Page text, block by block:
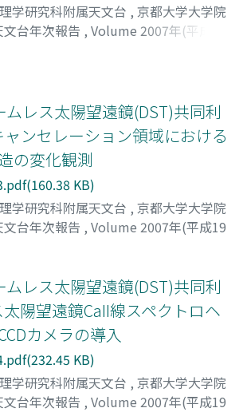
学研究科附属天文台 , 京都大学大学院
台年次報告 , Volume 2007年(平成19
, ユウキ;カトウ, シュウスケ;ババ, ナオ
レス太陽望遠鏡(DST)共同利
ンセレーション領域における
の変化観測
KB)
学研究科附属天文台 , 京都大学大学院
台年次報告 , Volume 2007年(平成19
ヨコヤマ, タカアキ
レス太陽望遠鏡(DST)共同利
陽望遠鏡CaII線スペクトロヘ
カメラの導入
KB)
学研究科附属天文台 , 京都大学大学院
台年次報告 , Volume 2007年(平成19